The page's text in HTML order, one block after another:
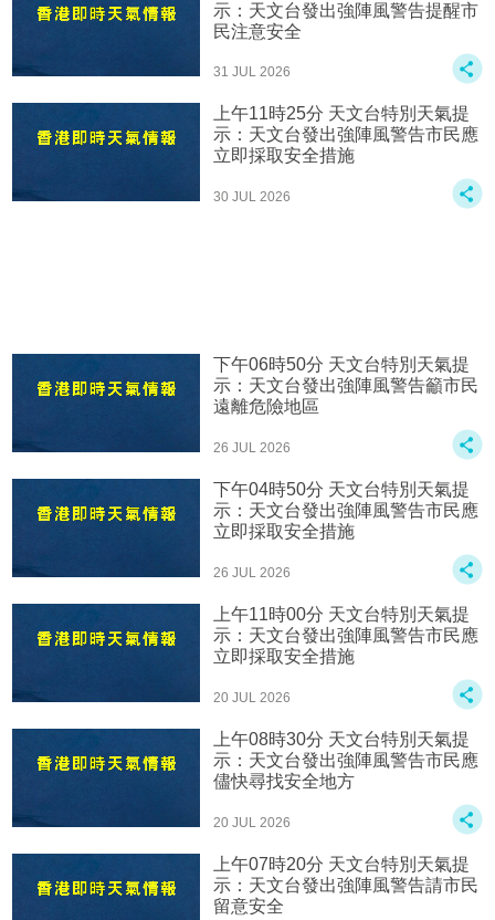
示：天文台發出強陣風警告提醒市
民注意安全
31 JUL 2026
上午11時25分 天文台特別天氣提
示：天文台發出強陣風警告市民應
立即採取安全措施
30 JUL 2026
下午06時50分 天文台特別天氣提
示：天文台發出強陣風警告籲市民
遠離危險地區
26 JUL 2026
下午04時50分 天文台特別天氣提
示：天文台發出強陣風警告市民應
立即採取安全措施
26 JUL 2026
上午11時00分 天文台特別天氣提
示：天文台發出強陣風警告市民應
立即採取安全措施
20 JUL 2026
上午08時30分 天文台特別天氣提
示：天文台發出強陣風警告市民應
儘快尋找安全地方
20 JUL 2026
上午07時20分 天文台特別天氣提
示：天文台發出強陣風警告請市民
留意安全